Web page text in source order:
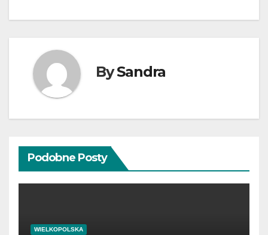
BySandra
Podobne Posty
WIELKOPOLSKA